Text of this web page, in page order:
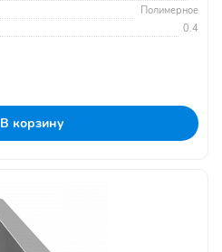
Полимерное
0.4
В корзину